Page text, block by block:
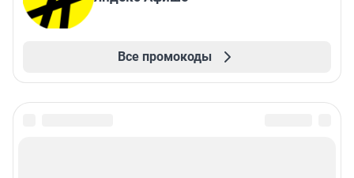
Все промокоды